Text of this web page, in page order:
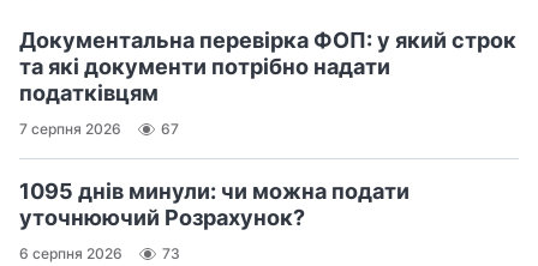
Документальна перевірка ФОП: у який строк
та які документи потрібно надати
податківцям
7 серпня 2026 67
1095 днів минули: чи можна подати
уточнюючий Розрахунок?
6 серпня 2026 73